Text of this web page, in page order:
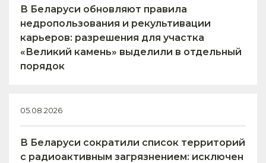
В Беларуси обновляют правила
недропользования и рекультивации
карьеров: разрешения для участка
«Великий камень» выделили в отдельный
порядок
05.08.2026
В Беларуси сократили список территорий
с радиоактивным загрязнением: исключен